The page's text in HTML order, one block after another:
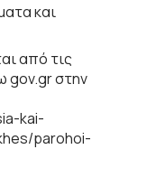
και
από τις
gov.gr στην
kai-
parohoi-